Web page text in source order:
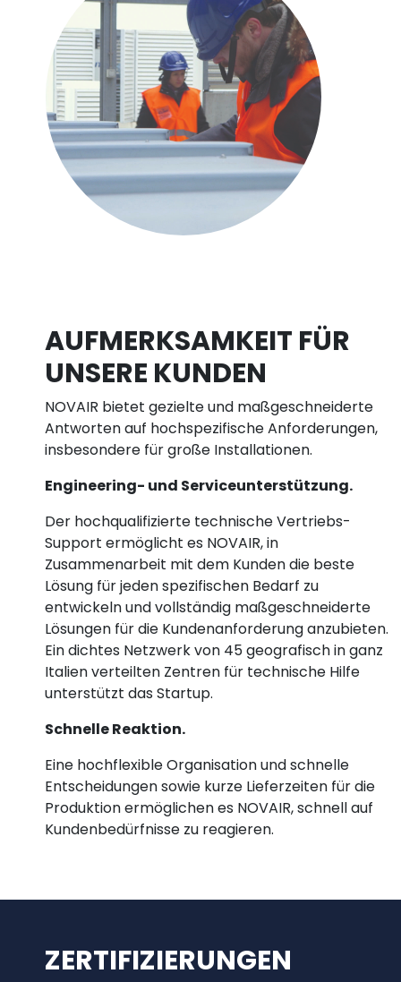
AUFMERKSAMKEIT FÜR
UNSERE KUNDEN
NOVAIR bietet gezielte und maßgeschneiderte
Antworten auf hochspezifische Anforderungen,
insbesondere für große Installationen.
Engineering- und Serviceunterstützung.
Der hochqualifizierte technische Vertriebs-
Support ermöglicht es NOVAIR, in
Zusammenarbeit mit dem Kunden die beste
Lösung für jeden spezifischen Bedarf zu
entwickeln und vollständig maßgeschneiderte
Lösungen für die Kundenanforderung anzubieten.
Ein dichtes Netzwerk von 45 geografisch in ganz
Italien verteilten Zentren für technische Hilfe
unterstützt das Startup.
Schnelle Reaktion.
Eine hochflexible Organisation und schnelle
Entscheidungen sowie kurze Lieferzeiten für die
Produktion ermöglichen es NOVAIR, schnell auf
Kundenbedürfnisse zu reagieren.
ZERTIFIZIERUNGEN